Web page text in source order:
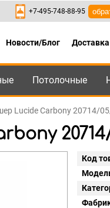
+7-495-748-88-95 ,
+7-495-748-88-95
Новости/Блог Доставка
Потолочные
Lucide Carbony 20714/
Код